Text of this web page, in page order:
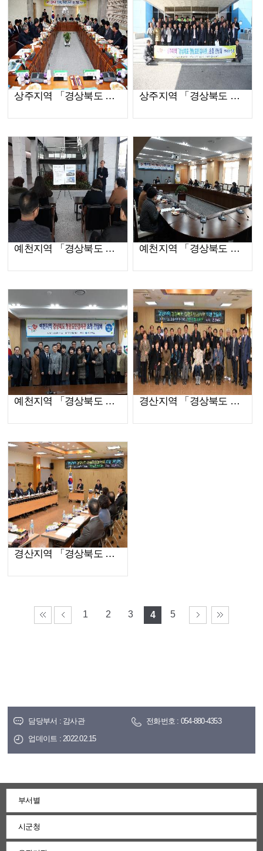
상주지역 「경상북도 청렴도민감사관」초청 간담회(2019.03.26) 상주지역 「경상북도 청렴도민감사관」초청 간담회(2019.03.26)
예천지역 「경상북도 청렴도민감사관」초청 간담회(2019.01.22) 예천지역 「경상북도 청렴도민감사관」초청 간담회(2019.01.22)
예천지역 「경상북도 청렴도민감사관」초청 간담회(2019.01.22) 경산지역 「경상북도 청렴도민감사관」초청 간담회(2018.12.18)
경산지역 「경상북도 청렴도민감사관」초청 간담회(2018.12.18)
1 2 3 4 5
담당부서 : 감사관
전화번호 : 054-880-4353
업데이트 : 2022.02.15
부서별
시군청